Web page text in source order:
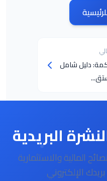
دليل شامل
البريدية
المالية والاستثمارية
الإلكتروني